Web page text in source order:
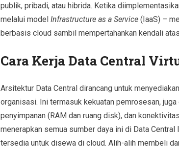
publik, pribadi, atau hibrida. Ketika
melalui model Infrastructure as a Service (IaaS) –
berbasis cloud sambil mempertahankan kendali
Cara Kerja Data Central
Arsitektur Data Central dirancang untuk
organisasi. Ini termasuk kekuatan pemrosesan, juga
penyimpanan (RAM dan ruang disk), dan
menerapkan semua sumber daya ini di Data
tersedia untuk disewa di cloud. Alih-alih membeli